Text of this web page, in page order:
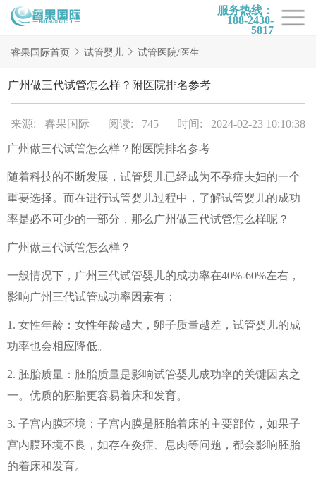
服务热线：
188-2430-
5817
首页
试管项目
试管百科
睿果国际
睿果国际首页 试管婴儿 试管医院/医生
广州做三代试管怎么样？附医院排名参考
来源: 睿果国际 阅读: 745 时间: 2024-02-23 10:10:38
广州做三代试管怎么样？附医院排名参考
随着科技的不断发展，试管婴儿已经成为不孕症夫妇的一个
重要选择。而在进行试管婴儿过程中，了解试管婴儿的成功
率是必不可少的一部分，那么广州做三代试管怎么样呢？
广州做三代试管怎么样？
一般情况下，广州三代试管婴儿的成功率在40%-60%左右，
影响广州三代试管成功率因素有：
1. 女性年龄：女性年龄越大，卵子质量越差，试管婴儿的成
功率也会相应降低。
2. 胚胎质量：胚胎质量是影响试管婴儿成功率的关键因素之
一。优质的胚胎更容易着床和发育。
3. 子宫内膜环境：子宫内膜是胚胎着床的主要部位，如果子
宫内膜环境不良，如存在炎症、息肉等问题，都会影响胚胎
的着床和发育。